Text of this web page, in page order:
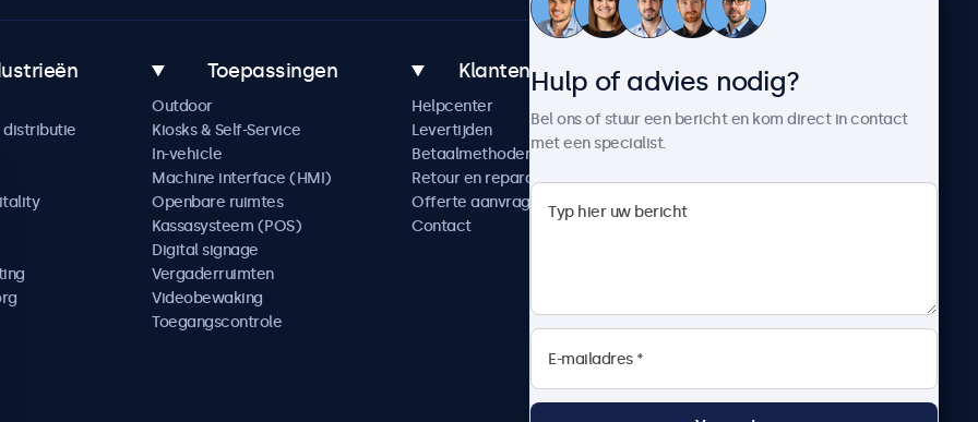
distributie
Toepassingen
Outdoor
Kiosks & Self-Service
In-vehicle
Machine interface (HMI)
Openbare ruimtes
Kassasysteem (POS)
Digital signage
Vergaderruimten
Videobewaking
Toegangscontrole
Klantenservice
Helpcenter
Levertijden
Betaalmethoden
Retour en reparatie
Offerte aanvragen
Contact
Over Beetronics
Nieuws en updates
Werken bij Beetronics
Algemene voorwaarden
Hulp of advies nodig?
Bel ons of stuur een bericht en kom direct in contact
met een specialist.